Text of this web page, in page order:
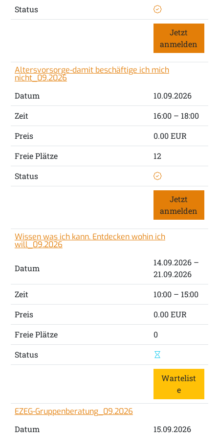
Status
Jetzt
anmelden
Altersvorsorge-damit beschäftige ich mich
nicht_09.2026
Datum
10.09.2026
Zeit
16:00 – 18:00
Preis
0.00 EUR
Freie Plätze
12
Status
Jetzt
anmelden
Wissen was ich kann. Entdecken wohin ich
will_09.2026
Datum
14.09.2026 –
21.09.2026
Zeit
10:00 – 15:00
Preis
0.00 EUR
Freie Plätze
0
Status
Wartelist
e
EZEG-Gruppenberatung_09.2026
Datum
15.09.2026